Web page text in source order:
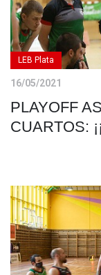
LEB Plata
16/05/2021
PLAYOFF
CUARTOS: